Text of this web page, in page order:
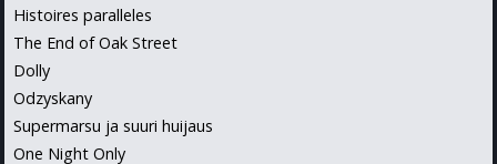
Histoires paralleles
The End of Oak Street
Dolly
Odzyskany
Supermarsu ja suuri huijaus
One Night Only